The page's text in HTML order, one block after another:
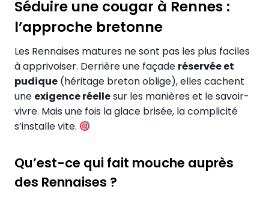
Séduire une cougar à Rennes :
l’approche bretonne
Les Rennaises matures ne sont pas les plus faciles
à apprivoiser. Derrière une façade réservée et
pudique (héritage breton oblige), elles cachent
une exigence réellesur les manières et le savoir-
vivre. Mais une fois la glace brisée, la complicité
s’installe vite.
Qu’est-ce qui fait mouche auprès
des Rennaises ?